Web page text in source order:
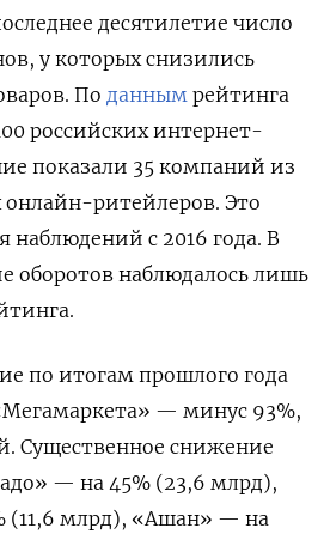
десятилетие число
у которых снизились
По данным рейтинга
российских интернет-
показали 35 компаний из
ритейлеров. Это
наблюдений с 2016 года. В
оборотов наблюдалось лишь
по итогам прошлого года
— минус 93%,
Существенное снижение
— на 45% (23,6 млрд),
(11,6 млрд), «Ашан» — на